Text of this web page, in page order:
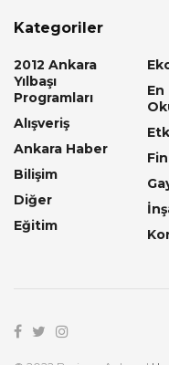
Kategoriler
2012 Ankara
Yılbaşı
Programları
Alışveriş
Ankara Haber
Bilişim
Diğer
Eğitim
En